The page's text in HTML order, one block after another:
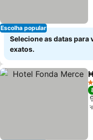
Escolha popular
Selecione as datas para
exatos.
3